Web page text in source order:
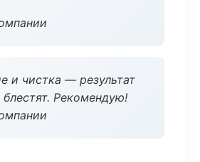
и чистка — результат
блестят. Рекомендую!